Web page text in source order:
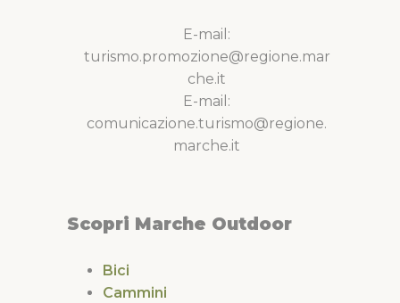
E-mail:
turismo.promozione@regione.mar
che.it
E-mail:
comunicazione.turismo@regione.
marche.it
Scopri Marche Outdoor
Bici
Cammini